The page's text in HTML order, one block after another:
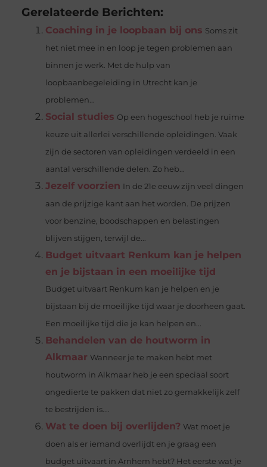
Gerelateerde Berichten:
Coaching in je loopbaan bij ons Soms zit
het niet mee in en loop je tegen problemen aan
binnen je werk. Met de hulp van
loopbaanbegeleiding in Utrecht kan je
problemen...
Social studies Op een hogeschool heb je ruime
keuze uit allerlei verschillende opleidingen. Vaak
zijn de sectoren van opleidingen verdeeld in een
aantal verschillende delen. Zo heb...
Jezelf voorzien In de 21e eeuw zijn veel dingen
aan de prijzige kant aan het worden. De prijzen
voor benzine, boodschappen en belastingen
blijven stijgen, terwijl de...
Budget uitvaart Renkum kan je helpen
en je bijstaan in een moeilijke tijd
Budget uitvaart Renkum kan je helpen en je
bijstaan bij de moeilijke tijd waar je doorheen gaat.
Een moeilijke tijd die je kan helpen en...
Behandelen van de houtworm in
Alkmaar Wanneer je te maken hebt met
houtworm in Alkmaar heb je een speciaal soort
ongedierte te pakken dat niet zo gemakkelijk zelf
te bestrijden is....
Wat te doen bij overlijden? Wat moet je
doen als er iemand overlijdt en je graag een
budget uitvaart in Arnhem hebt? Het eerste wat je